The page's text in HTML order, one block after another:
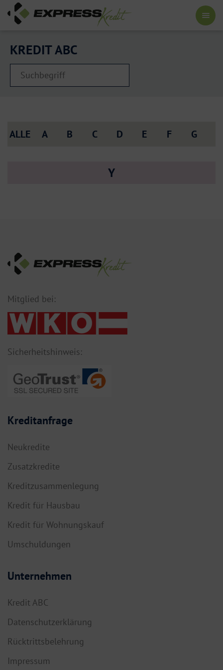
KREDIT ABC
ALLE A B C D E F G
Y
Mitglied bei:
Sicherheitshinweis:
Kreditanfrage
Neukredite
Zusatzkredite
Kreditzusammenlegung
Kredit für Hausbau
Kredit für Wohnungskauf
Umschuldungen
Unternehmen
Kredit ABC
Datenschutzerklärung
Rücktrittsbelehrung
Impressum